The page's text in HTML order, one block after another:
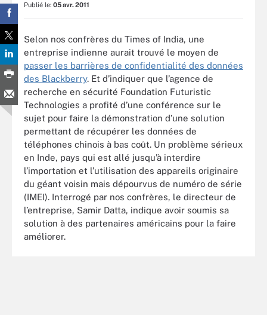
Publié le: 05 avr. 2011
Selon nos confrères du Times of India, une
entreprise indienne aurait trouvé le moyen de
passer les barrières de confidentialité des données
des Blackberry. Et d’indiquer que l’agence de
recherche en sécurité Foundation Futuristic
Technologies a profité d’une conférence sur le
sujet pour faire la démonstration d’une solution
permettant de récupérer les données de
téléphones chinois à bas coût. Un problème sérieux
en Inde, pays qui est allé jusqu’à interdire
l’importation et l’utilisation des appareils originaire
du géant voisin mais dépourvus de numéro de série
(IMEI). Interrogé par nos confrères, le directeur de
l’entreprise, Samir Datta, indique avoir soumis sa
solution à des partenaires américains pour la faire
améliorer.